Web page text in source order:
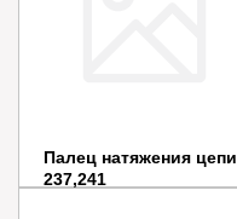
Палец натяжения цепи
237,241